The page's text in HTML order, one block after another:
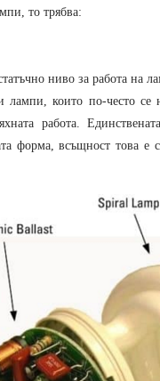
то трябва:
ниво за работа на
които по-често се
работа.
форма, всъщност това е